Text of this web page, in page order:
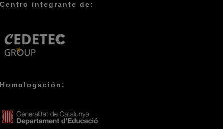
Centro integrante de:
Homologación: